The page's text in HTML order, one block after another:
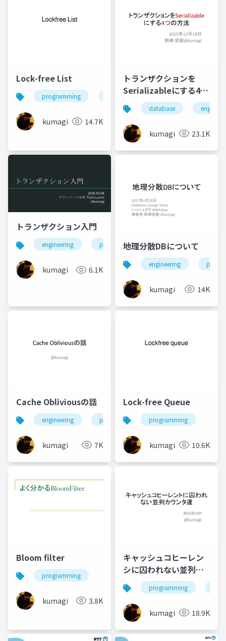
Lock-free List
programming engineering
kumagi 14.7K
トランザクションを
Serializableにする4つ
の方法database
kumagi 23.1K
トランザクション入門
engineering programming database
kumagi 6.1K
地理分散DBについて
engineering
kumagi 14K
Cache Obliviousの話
engineering programming
kumagi 7K
Lock-free Queue
programming
kumagi 10.6K
Bloom filter
programming
kumagi 3.8K
キャッシュコヒーレン
シに囚われない並列カ
ウンタ達programming
kumagi 18.9K